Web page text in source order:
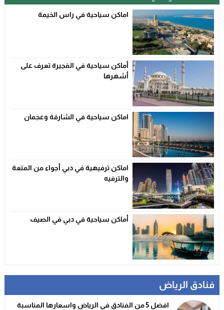
اماكن سياحية في راس الخيمة
أماكن سياحية في الفجيرة تعرف على
أشهرها
اماكن سياحية في الشارقة وعجمان
اماكن ترفيهية في دبي أجواء من المتعة
والترفيه
أماكن سياحية في دبي في الصيف
فنادق الرياض
افضل 5 من الفنادق في الرياض واسعارها المناسبة